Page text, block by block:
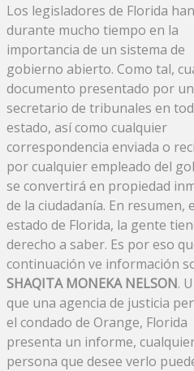
Los legisladores de Florida
durante mucho tiempo en la
importancia de un sistema de
gobierno abierto. Como tal,
documento presentado por un
secretario de tribunales en
estado, así como cualquier
correspondencia enviada o
por cualquier empleado del
se convertirá en propiedad
de la ciudadanía. En resumen,
estado de Florida, la gente
derecho a saber. Es por eso
continuación ve información
SHAQITA MONEKA NELSON.
que una agencia de justicia
el condado de Orange, Florida
presenta un informe,
persona que desee verlo